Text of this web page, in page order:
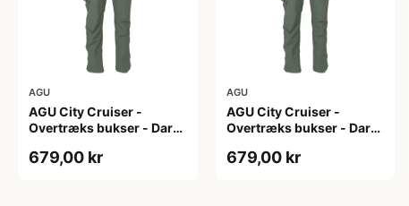
AGU
AGU City Cruiser -
Overtræks bukser - Dark
679,00 kr
AGU
AGU City Cruiser -
Overtræks bukser - Dark
679,00 kr